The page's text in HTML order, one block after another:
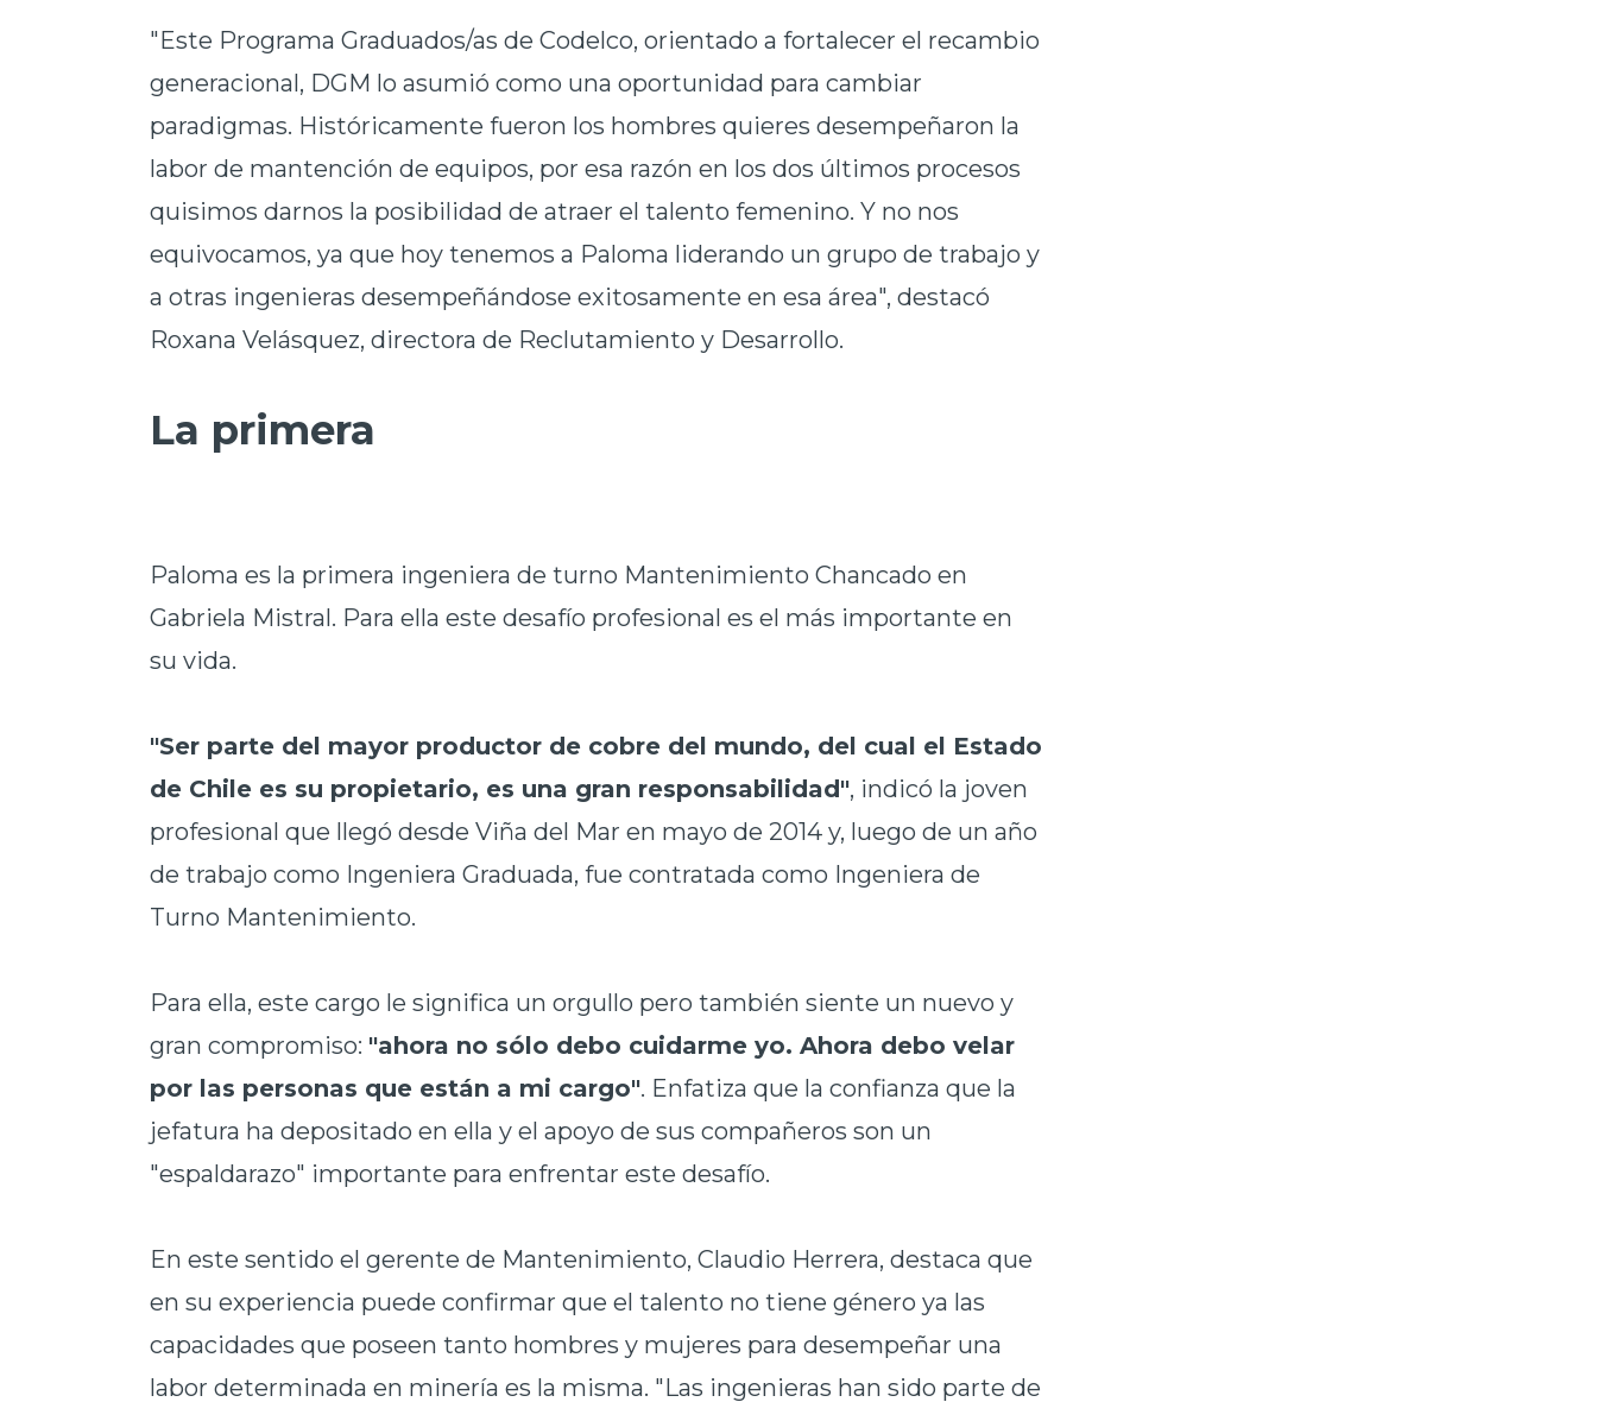
"Este Programa Graduados/as de Codelco, orientado a fortalecer el recambio
generacional, DGM lo asumió como una oportunidad para cambiar
paradigmas. Históricamente fueron los hombres quieres desempeñaron la
labor de mantención de equipos, por esa razón en los dos últimos procesos
quisimos darnos la posibilidad de atraer el talento femenino. Y no nos
equivocamos, ya que hoy tenemos a Paloma liderando un grupo de trabajo y
a otras ingenieras desempeñándose exitosamente en esa área", destacó
Roxana Velásquez, directora de Reclutamiento y Desarrollo.
La primera
Paloma es la primera ingeniera de turno Mantenimiento Chancado en
Gabriela Mistral. Para ella este desafío profesional es el más importante en
su vida.
"Ser parte del mayor productor de cobre del mundo, del cual el Estado
de Chile es su propietario, es una gran responsabilidad", indicó la joven
profesional que llegó desde Viña del Mar en mayo de 2014 y, luego de un año
de trabajo como Ingeniera Graduada, fue contratada como Ingeniera de
Turno Mantenimiento.
Para ella, este cargo le significa un orgullo pero también siente un nuevo y
gran compromiso: "ahora no sólo debo cuidarme yo. Ahora debo velar
por las personas que están a mi cargo". Enfatiza que la confianza que la
jefatura ha depositado en ella y el apoyo de sus compañeros son un
"espaldarazo" importante para enfrentar este desafío.
En este sentido el gerente de Mantenimiento, Claudio Herrera, destaca que
en su experiencia puede confirmar que el talento no tiene género ya las
capacidades que poseen tanto hombres y mujeres para desempeñar una
labor determinada en minería es la misma. "Las ingenieras han sido parte de